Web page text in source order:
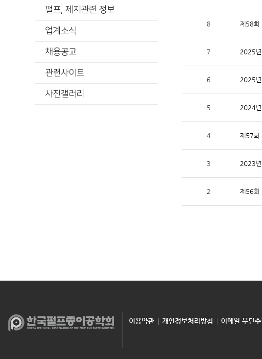
펄프, 제지관련 정보
업계소식
채용공고
관련사이트
사진갤러리
8 제58회
7 2025년
6 2025년
5 2024년
4 제57회
3 2023년
2 제56회
이용약관 개인정보처리방침 이메일 무단